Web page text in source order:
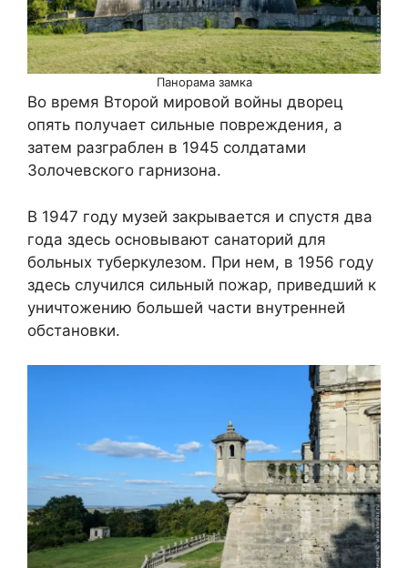
Панорама замка
Во время Второй мировой войны дворец
опять получает сильные повреждения, а
затем разграблен в 1945 солдатами
Золочевского гарнизона.
В 1947 году музей закрывается и спустя два
года здесь основывают санаторий для
больных туберкулезом. При нем, в 1956 году
здесь случился сильный пожар, приведший к
уничтожению большей части внутренней
обстановки.